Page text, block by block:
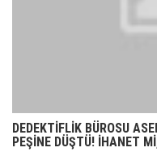
DEDEKTİFLİK BÜROSU
PEŞİNE DÜŞTÜ! İHANET